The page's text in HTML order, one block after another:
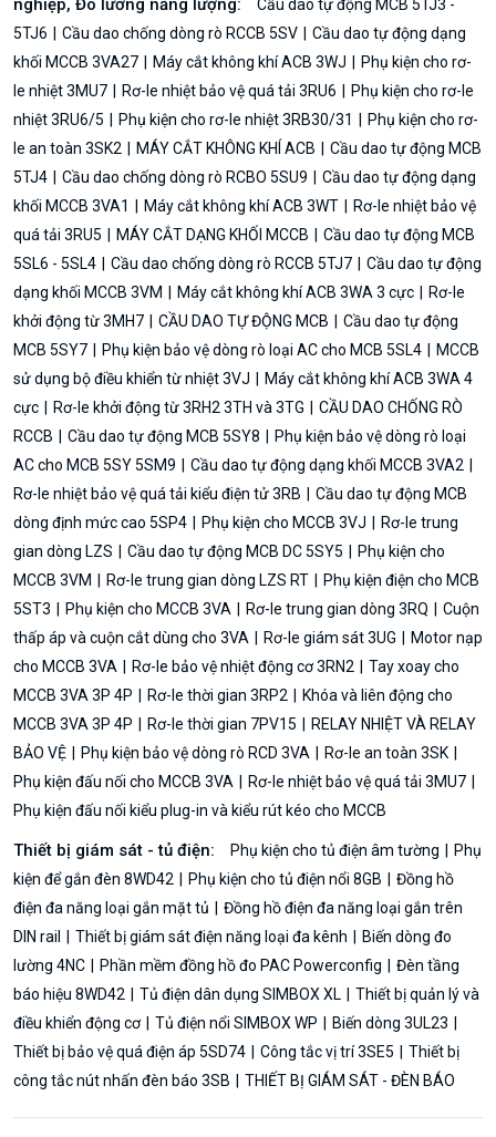
nghiệp, Đo lường năng lượng:
Cầu dao tự động MCB 5TJ3 -
5TJ6
Cầu dao chống dòng rò RCCB 5SV
Cầu dao tự động dạng
khối MCCB 3VA27
Máy cắt không khí ACB 3WJ
Phụ kiện cho rơ-
le nhiệt 3MU7
Rơ-le nhiệt bảo vệ quá tải 3RU6
Phụ kiện cho rơ-le
nhiệt 3RU6/5
Phụ kiện cho rơ-le nhiệt 3RB30/31
Phụ kiện cho rơ-
le an toàn 3SK2
MÁY CẮT KHÔNG KHÍ ACB
Cầu dao tự động MCB
5TJ4
Cầu dao chống dòng rò RCBO 5SU9
Cầu dao tự động dạng
khối MCCB 3VA1
Máy cắt không khí ACB 3WT
Rơ-le nhiệt bảo vệ
quá tải 3RU5
MÁY CẮT DẠNG KHỐI MCCB
Cầu dao tự động MCB
5SL6 - 5SL4
Cầu dao chống dòng rò RCCB 5TJ7
Cầu dao tự động
dạng khối MCCB 3VM
Máy cắt không khí ACB 3WA 3 cực
Rơ-le
khởi động từ 3MH7
CẦU DAO TỰ ĐỘNG MCB
Cầu dao tự động
MCB 5SY7
Phụ kiện bảo vệ dòng rò loại AC cho MCB 5SL4
MCCB
sử dụng bộ điều khiển từ nhiệt 3VJ
Máy cắt không khí ACB 3WA 4
cực
Rơ-le khởi động từ 3RH2 3TH và 3TG
CẦU DAO CHỐNG RÒ
RCCB
Cầu dao tự động MCB 5SY8
Phụ kiện bảo vệ dòng rò loại
AC cho MCB 5SY 5SM9
Cầu dao tự động dạng khối MCCB 3VA2
Rơ-le nhiệt bảo vệ quá tải kiểu điện tử 3RB
Cầu dao tự động MCB
dòng định mức cao 5SP4
Phụ kiện cho MCCB 3VJ
Rơ-le trung
gian dòng LZS
Cầu dao tự động MCB DC 5SY5
Phụ kiện cho
MCCB 3VM
Rơ-le trung gian dòng LZS RT
Phụ kiện điện cho MCB
5ST3
Phụ kiện cho MCCB 3VA Rơ-le trung gian dòng 3RQ
Cuộn
thấp áp và cuộn cắt dùng cho 3VA
Rơ-le giám sát 3UG
Motor nạp
cho MCCB 3VA
Rơ-le bảo vệ nhiệt động cơ 3RN2
Tay xoay cho
MCCB 3VA 3P 4P
Rơ-le thời gian 3RP2
Khóa và liên động cho
MCCB 3VA 3P 4P
Rơ-le thời gian 7PV15
RELAY NHIỆT VÀ RELAY
BẢO VỆ
Phụ kiện bảo vệ dòng rò RCD 3VA
Rơ-le an toàn 3SK
Phụ kiện đấu nối cho MCCB 3VA
Rơ-le nhiệt bảo vệ quá tải 3MU7
Phụ kiện đấu nối kiểu plug-in và kiểu rút kéo cho MCCB
Thiết bị giám sát - tủ điện: Phụ kiện cho tủ điện âm tường
Phụ
kiện để gắn đèn 8WD42
Phụ kiện cho tủ điện nổi 8GB
Đồng hồ
điện đa năng loại gắn mặt tủ
Đồng hồ điện đa năng loại gắn trên
DIN rail
Thiết bị giám sát điện năng loại đa kênh
Biến dòng đo
lường 4NC
Phần mềm đồng hồ đo PAC Powerconfig
Đèn tầng
báo hiệu 8WD42
Tủ điện dân dụng SIMBOX XL
Thiết bị quản lý và
điều khiển động cơ
Tủ điện nổi SIMBOX WP
Biến dòng 3UL23
Thiết bị bảo vệ quá điện áp 5SD74
Công tắc vị trí 3SE5
Thiết bị
công tắc nút nhấn đèn báo 3SB
THIẾT BỊ GIÁM SÁT - ĐÈN BÁO